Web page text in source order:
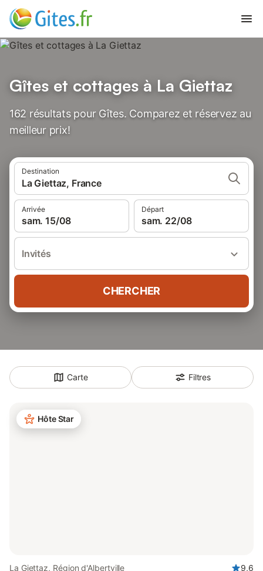
Gîtes et cottages à La Giettaz
162 résultats pour Gîtes. Comparez et réservez au
meilleur prix!
Destination
La Giettaz, France
Arrivée
sam. 15/08
Départ
sam. 22/08
Invités
CHERCHER
Carte Filtres
Hôte Star
La Giettaz, Région d'Albertville
9,6